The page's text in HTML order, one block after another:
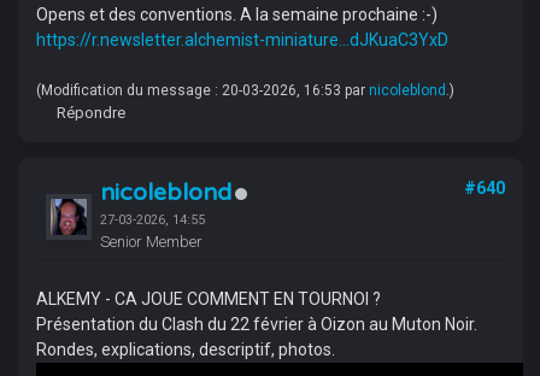
Opens et des conventions. A la semaine prochaine :-)
https://r.newsletter.alchemist-miniature...dJKuaC3YxD
(Modification du message : 20-03-2026, 16:53 par nicoleblond .)
Répondre
nicoleblond
27-03-2026, 14:55
Senior Member
#640
ALKEMY - CA JOUE COMMENT EN TOURNOI ?
Présentation du Clash du 22 février à Oizon au Muton Noir.
Rondes, explications, descriptif, photos.